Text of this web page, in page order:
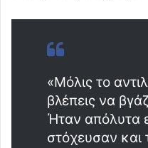
«Μόλις το
βλέπεις να
Ήταν απόλυτα
στόχευσαν και